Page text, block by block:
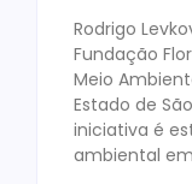
Rodrigo
Fundação
Meio
Estado de
iniciativa é
ambiental